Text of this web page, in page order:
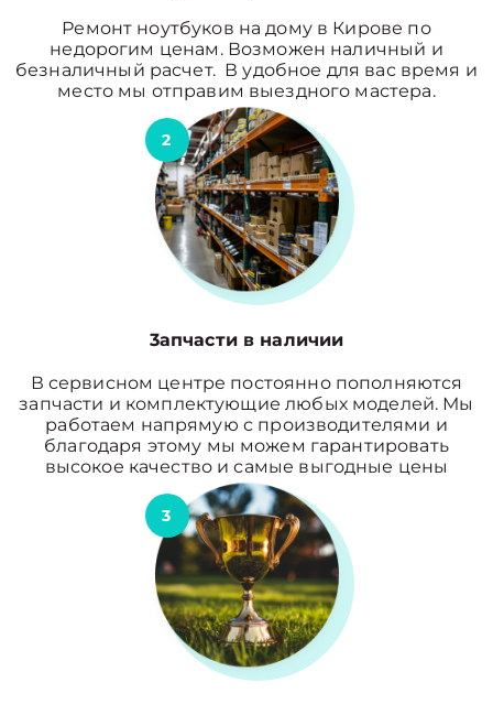
Ремонт ноутбуков на дому в Кирове по
недорогим ценам. Возможен наличный и
безналичный расчет. В удобное для вас время и
место мы отправим выездного мастера.
2
3апчасти в наличии
В сервисном центре постоянно пополняются
запчасти и комплектующие любых моделей. Мы
работаем напрямую с производителями и
благодаря этому мы можем гарантировать
высокое качество и самые выгодные цены
3